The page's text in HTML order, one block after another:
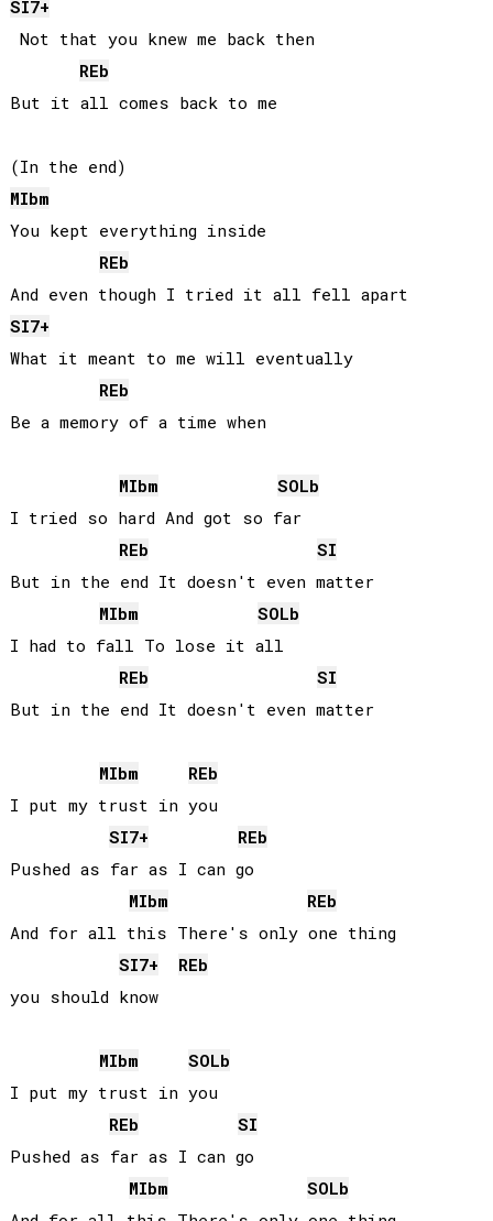
SI7+
Not that you knew me back then
REb
But it all comes back to me
MIbm
You kept everything inside
REb
SI7+
What it meant to me will eventually
REb
Be a memory of a time when
MIbm
SOLb
I tried so hard And got so far
REb
SI
But in the end It doesn't even matter
MIbm
SOLb
I had to fall To lose it all
REb
SI
But in the end It doesn't even matter
MIbm
REb
I put my trust in you
SI7+
REb
Pushed as far as I can go
MIbm
REb
And for all this There's only one thing
SI7+
REb
you should know
MIbm
SOLb
I put my trust in you
REb
SI
Pushed as far as I can go
MIbm
SOLb